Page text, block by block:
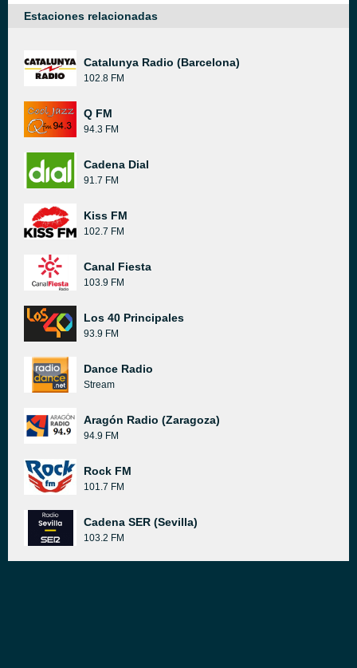
Estaciones relacionadas
Catalunya Radio (Barcelona)
102.8 FM
Q FM
94.3 FM
Cadena Dial
91.7 FM
Kiss FM
102.7 FM
Canal Fiesta
103.9 FM
Los 40 Principales
93.9 FM
Dance Radio
Stream
Aragón Radio (Zaragoza)
94.9 FM
Rock FM
101.7 FM
Cadena SER (Sevilla)
103.2 FM